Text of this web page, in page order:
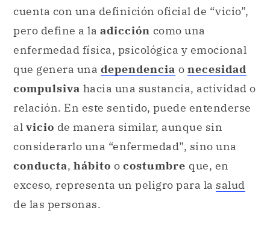
cuenta con una definición oficial de “vicio”,
pero define a la adicción como una
enfermedad física, psicológica y emocional
que genera una dependencia o necesidad
compulsiva hacia una sustancia, actividad o
relación. En este sentido, puede entenderse
al vicio de manera similar, aunque sin
considerarlo una “enfermedad”, sino una
conducta, hábito o costumbre que, en
exceso, representa un peligro para la salud
de las personas.